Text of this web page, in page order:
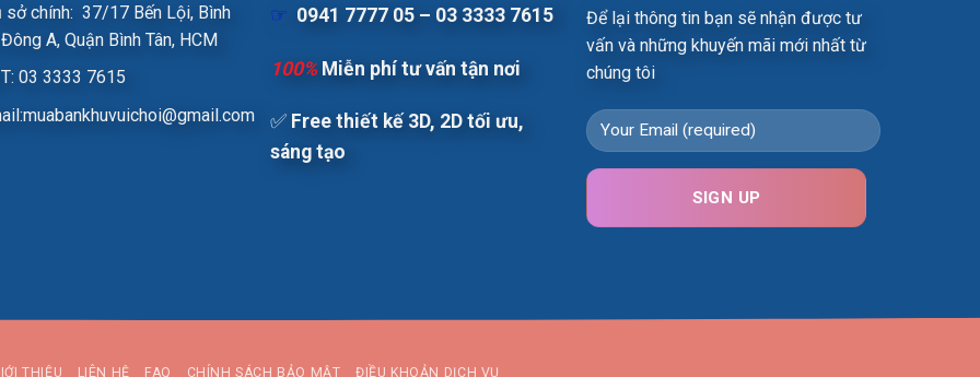
sở chính: 37/17 Bến Lội, Bình
A, Quận Bình Tân, HCM
03 3333 7615
☞ 0941 7777 05 – 03 3333 7615
100% Miễn phí tư vấn tận nơi
✅ Free t hiết kế 3D, 2D tối ưu,
sáng tạo
Để lại thông tin bạn sẽ nhận được tư
vấn và những khuyến mãi mới nhất từ
chúng tôi
THIỆU LIÊN HỆ FAQ CHÍNH SÁCH BẢO MẬT ĐIỀU KHOẢN DỊCH VỤ